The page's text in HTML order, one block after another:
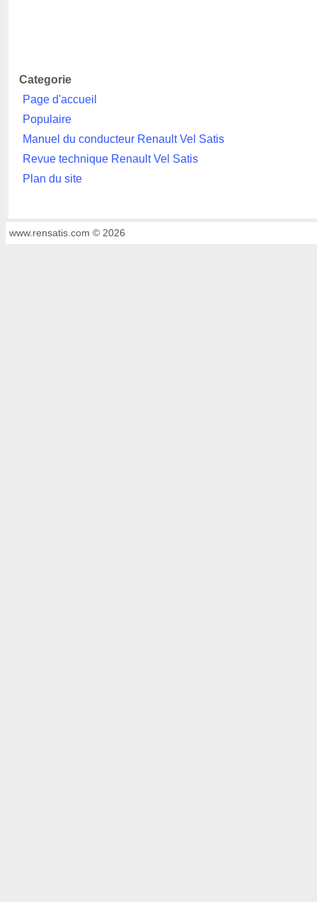
Categorie
Page d'accueil
Populaire
Manuel du conducteur Renault Vel Satis
Revue technique Renault Vel Satis
Plan du site
www.rensatis.com © 2026